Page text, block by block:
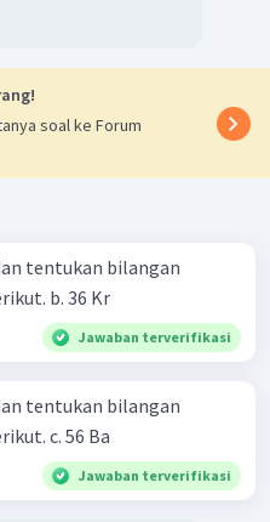
s=−2
dapat dilengkapi
soal ke Forum
tentukan bilangan
kuantum pada atom-atom berikut. b. 36 Kr
Jawaban terverifikasi
tentukan bilangan
kuantum pada atom-atom berikut. c. 56 Ba
Jawaban terverifikasi